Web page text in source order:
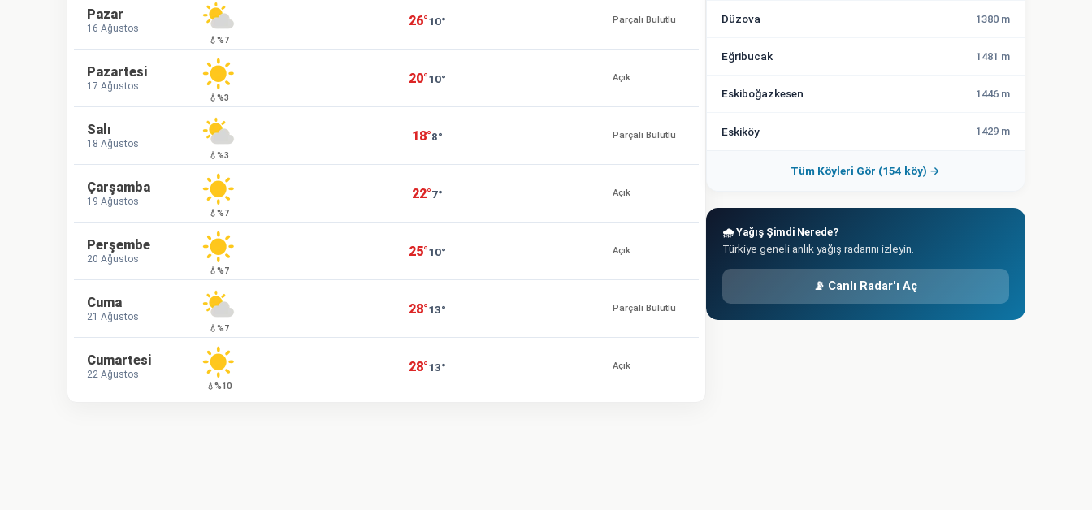
Pazar
16 Ağustos
💧%7
26°10° Parçalı Bulutlu
Pazartesi
17 Ağustos
💧%3
20°10° Açık
Salı
18 Ağustos
💧%3
18°8° Parçalı Bulutlu
Çarşamba
19 Ağustos
💧%7
22°7° Açık
Perşembe
20 Ağustos
💧%7
25°10° Açık
Cuma
21 Ağustos
💧%7
28°13° Parçalı Bulutlu
Cumartesi
22 Ağustos
💧%10
28°13° Açık
Düzova 1380 m
Eğribucak 1481 m
Eskiboğazkesen 1446 m
Eskiköy 1429 m
Tüm Köyleri Gör (154 köy) →
🌧️ Yağış Şimdi Nerede?
Türkiye geneli anlık yağış radarını izleyin.
📡 Canlı Radar'ı Aç